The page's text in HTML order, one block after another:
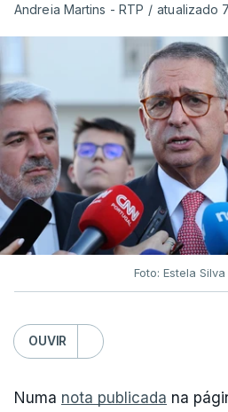
Andreia Martins - RTP / atualizado
Foto: Estela
OUVIR
Numa nota publicada na